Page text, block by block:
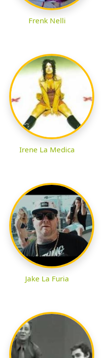
Frenk Nelli
Irene La Medica
Jake La Furia